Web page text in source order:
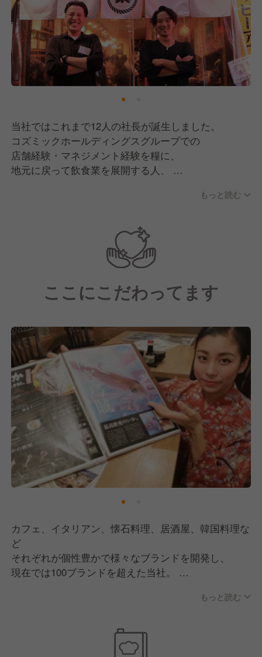
当社ではこれまで12人の社長が誕生しました。
コズミックホールディングスグループでの
店舗経験・マネジメント経験を糧に、
地元に戻って飲食業を展開する人、
≪入社後のキャリアプラン≫
やるべきことは多く、取り組むべき課題も多いです
その分、短期間で様々な知識やスキルを
い。
ぜひ当社であなたの経験を発揮してください。
1、一般社員
2、主任
2、店長
3、ブロック長
4、マネージャー
5、部長
6、物件開発
7、購買・商品開発
8、採用・育成担当
10、FC本部SV
11、事業部長
12、経営企画
もっと読む
ここにこだわってます
カフェ、イタリアン、懐石料理、居酒屋、韓国料理な
ど
それぞれが個性豊かで様々なブランドを開発し、
現在では100ブランドを超えた当社。
食材、見栄え、価格帯…など、お客様と日々接する
スタッフの感覚も大事にしてすべて決めています。
もっと読む